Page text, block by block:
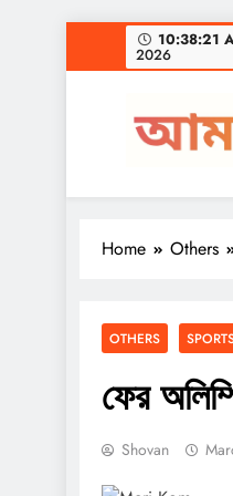
10:38:21
2026
Amar
Home Others
OTHERS
ফের
Shovan